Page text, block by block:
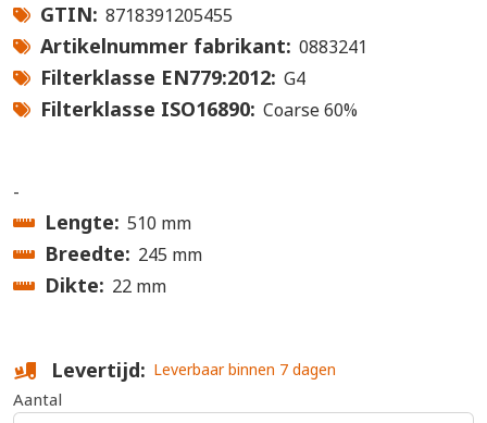
GTIN 8718391205455
Artikelnummer fabrikant 0883241
Filterklasse EN779:2012 G4
Filterklasse ISO16890 Coarse 60%
-
Lengte 510 mm
Breedte 245 mm
Dikte 22 mm
Levertijd Leverbaar binnen 7 dagen
Aantal